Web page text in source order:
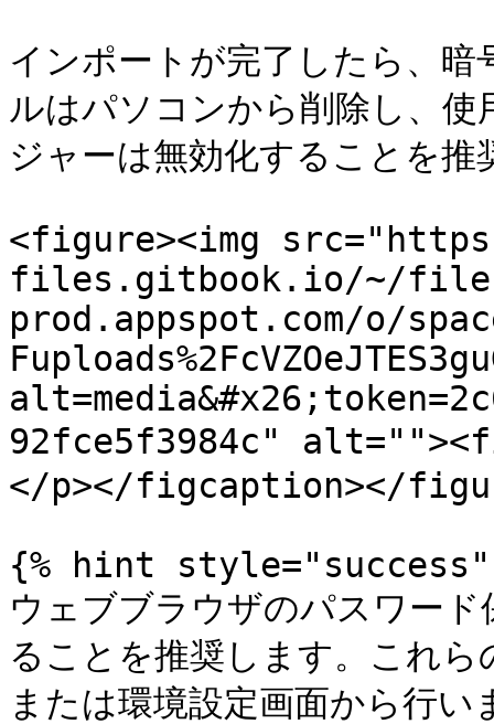
インポートが完了したら、
ルはパソコンから削除し、
ジャーは無効化することを推
<figure><img
files.gitbook.io/~/
prod.appspot.com/o/
92fce5f3984c"
</p></figcaption></
{% hint style="success"
ウェブブラウザのパスワー
ることを推奨します。これ
または環境設定画面から行い